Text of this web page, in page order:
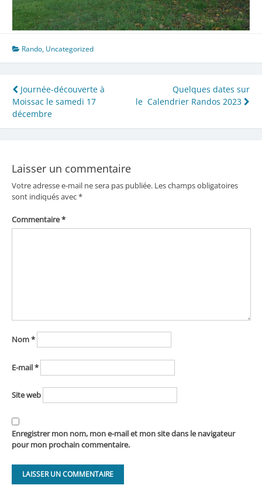
Rando, Uncategorized
Navigation
de
l’article
Journée-découverte à
Moissac le samedi 17
décembre
Quelques dates sur
le Calendrier Randos 2023
Laisser un commentaire
Votre adresse e-mail ne sera pas publiée. Les champs obligatoires
sont indiqués avec*
Commentaire*
Nom*
E-mail*
Site web
Enregistrer mon nom, mon e-mail et mon site dans le navigateur
pour mon prochain commentaire.